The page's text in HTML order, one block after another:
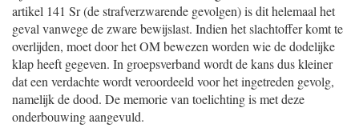
artikel 141 Sr (de strafverzwarende gevolgen) is dit helemaal het
geval vanwege de zware bewijslast. Indien het slachtoffer komt te
overlijden, moet door het OM bewezen worden wie de dodelijke
klap heeft gegeven. In groepsverband wordt de kans dus kleiner
dat een verdachte wordt veroordeeld voor het ingetreden gevolg,
namelijk de dood. De memorie van toelichting is met deze
onderbouwing aangevuld.